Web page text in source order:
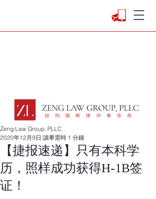
【捷报速递】只有本科学
历，照样成功获得H-1B签
证！
Zeng Law Group, PLLC
2020年12月9日 讀畢需時 1 分鐘